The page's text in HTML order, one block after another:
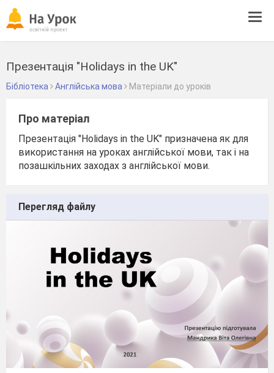
Презентація "Holidays in the UK"
Бібліотека Англійська мова Матеріали до уроків
Про матеріал
Презентація "Holidays in the UK" призначена як для
використання на уроках англійської мови, так і на
позашкільних заходах з англійської мови.
Перегляд файлу